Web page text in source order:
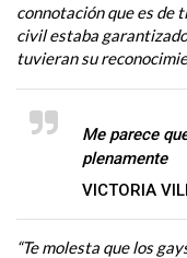
connotación que es de
civil estaba
tuvieran su
Me parece
plenamente
VICTORIA
“Te molesta que los